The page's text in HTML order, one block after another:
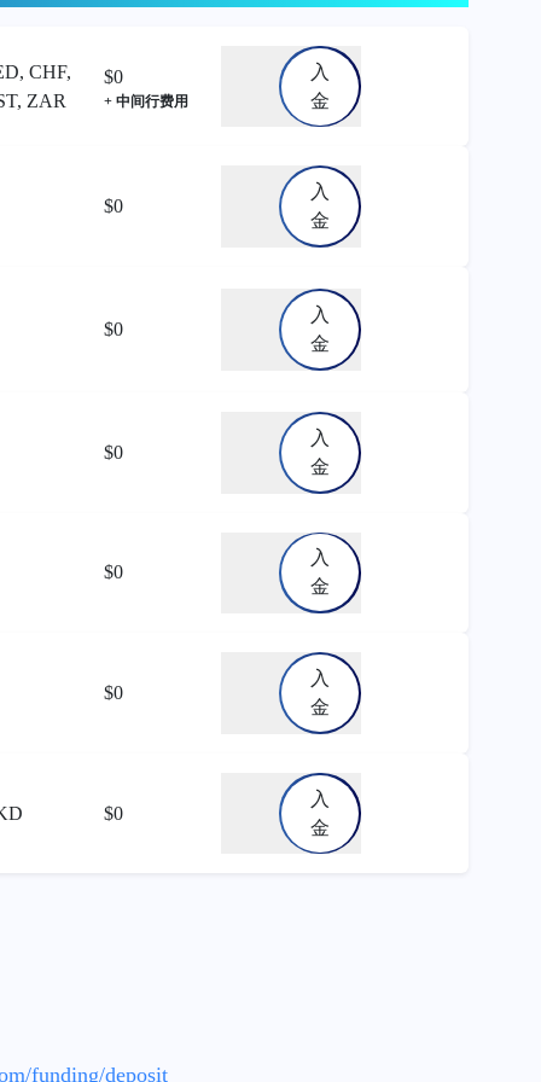
CHF,
ZAR
$0
+ 中间行费用
入
金
$0
入
金
$0
入
金
$0
入
金
$0
入
金
$0
入
金
$0
入
金
funding/deposit